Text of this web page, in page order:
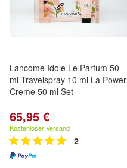
Lancome Idole Le Parfum 50
ml Travelspray 10 ml La Power
Creme 50 ml Set
65,95 €
Kostenloser Versand
2